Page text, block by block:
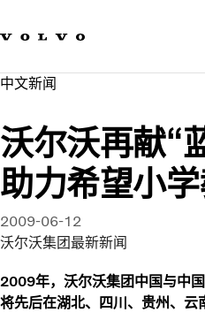
可持续发展
新闻与媒体
关于我们
中文新闻​
沃尔沃再献“
助力希望小
2009-06-12
沃尔沃集团最新新闻
2009年，沃尔沃集团中国与中
将先后在湖北、四川、贵州、云